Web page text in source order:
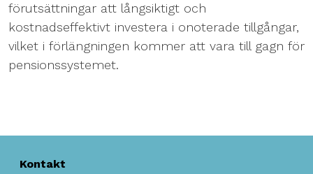
förutsättningar att långsiktigt och
kostnadseffektivt investera i onoterade tillgångar,
vilket i förlängningen kommer att vara till gagn för
pensionssystemet.
Kontakt